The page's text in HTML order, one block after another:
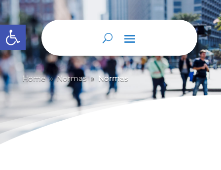
Abrir barra de herramientas
Home 9 Normas 9 Normas